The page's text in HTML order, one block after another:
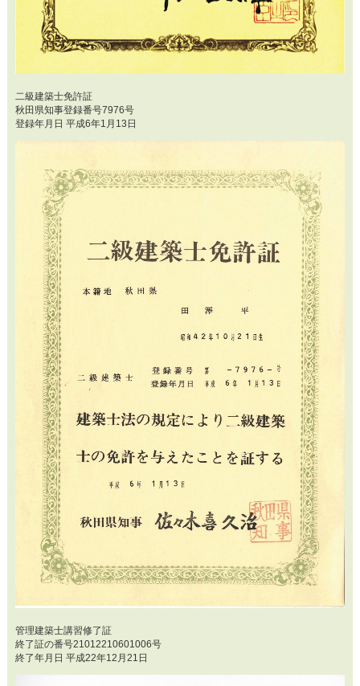
二級建築士免許証
秋田県知事登録番号7976号
登録年月日 平成6年1月13日
管理建築士講習修了証
終了証の番号21012210601006号
終了年月日 平成22年12月21日